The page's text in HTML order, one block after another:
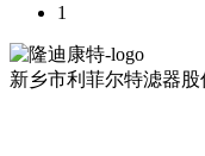
1
新乡市利菲尔特滤器股